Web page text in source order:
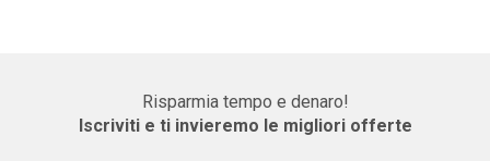
Risparmia tempo e denaro!
Iscriviti e ti invieremo le migliori offerte